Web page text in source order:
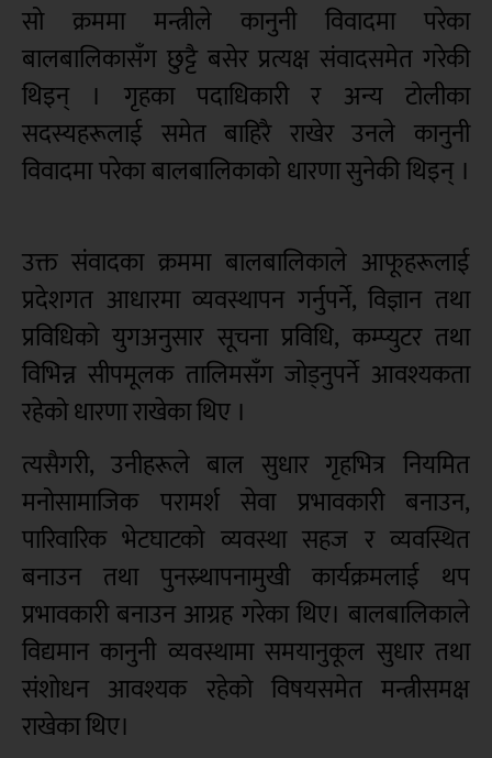
सो क्रममा मन्त्रीले कानुनी विवादमा परेका
बालबालिकासँग छुट्टै बसेर प्रत्यक्ष संवादसमेत गरेकी
थिइन् । गृहका पदाधिकारी र अन्य टोलीका
सदस्यहरूलाई समेत बाहिरै राखेर उनले कानुनी
विवादमा परेका बालबालिकाको धारणा सुनेकी थिइन् ।
उक्त संवादका क्रममा बालबालिकाले आफूहरूलाई
प्रदेशगत आधारमा व्यवस्थापन गर्नुपर्ने, विज्ञान तथा
प्रविधिको युगअनुसार सूचना प्रविधि, कम्प्युटर तथा
विभिन्न सीपमूलक तालिमसँग जोड्नुपर्ने आवश्यकता
रहेको धारणा राखेका थिए ।
त्यसैगरी, उनीहरूले बाल सुधार गृहभित्र नियमित
मनोसामाजिक परामर्श सेवा प्रभावकारी बनाउन,
पारिवारिक भेटघाटको व्यवस्था सहज र व्यवस्थित
बनाउन तथा पुनस्र्थापनामुखी कार्यक्रमलाई थप
प्रभावकारी बनाउन आग्रह गरेका थिए। बालबालिकाले
विद्यमान कानुनी व्यवस्थामा समयानुकूल सुधार तथा
संशोधन आवश्यक रहेको विषयसमेत मन्त्रीसमक्ष
राखेका थिए।